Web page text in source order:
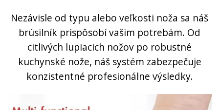
Nezávisle od typu alebo veľkosti noža sa náš
brúsilník prispôsobí vašim potrebám. Od
citlivých lupiacich nožov po robustné
kuchynské nože, náš systém zabezpečuje
konzistentné profesionálne výsledky.